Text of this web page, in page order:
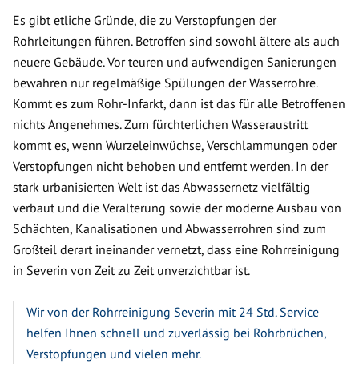
Es gibt etliche Gründe, die zu Verstopfungen der
Rohrleitungen führen. Betroffen sind sowohl ältere als auch
neuere Gebäude. Vor teuren und aufwendigen Sanierungen
bewahren nur regelmäßige Spülungen der Wasserrohre.
Kommt es zum Rohr-Infarkt, dann ist das für alle Betroffenen
nichts Angenehmes. Zum fürchterlichen Wasseraustritt
kommt es, wenn Wurzeleinwüchse, Verschlammungen oder
Verstopfungen nicht behoben und entfernt werden. In der
stark urbanisierten Welt ist das Abwassernetz vielfältig
verbaut und die Veralterung sowie der moderne Ausbau von
Schächten, Kanalisationen und Abwasserrohren sind zum
Großteil derart ineinander vernetzt, dass eine Rohrreinigung
in Severin von Zeit zu Zeit unverzichtbar ist.
Wir von der Rohrreinigung Severin mit 24 Std. Service
helfen Ihnen schnell und zuverlässig bei Rohrbrüchen,
Verstopfungen und vielen mehr.